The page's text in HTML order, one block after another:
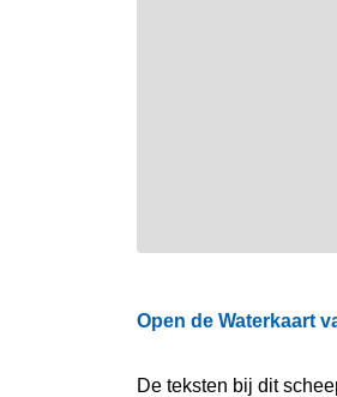
Open de Waterkaart
De teksten bij dit